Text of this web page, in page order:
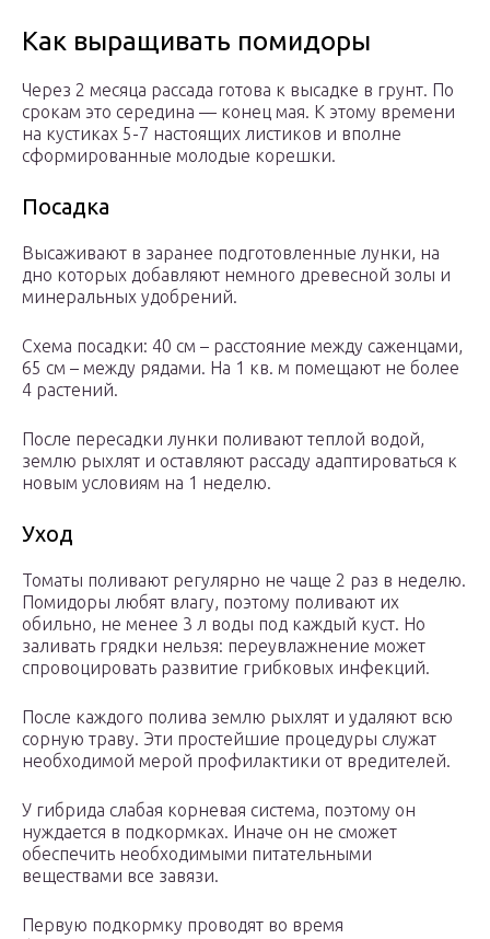
Как выращивать помидоры
Через 2 месяца рассада готова к высадке в грунт. По
срокам это середина — конец мая. К этому времени
на кустиках 5-7 настоящих листиков и вполне
сформированные молодые корешки.
Посадка
Высаживают в заранее подготовленные лунки, на
дно которых добавляют немного древесной золы и
минеральных удобрений.
Схема посадки: 40 см – расстояние между саженцами,
65 см – между рядами. На 1 кв. м помещают не более
4 растений.
После пересадки лунки поливают теплой водой,
землю рыхлят и оставляют рассаду адаптироваться к
новым условиям на 1 неделю.
Уход
Томаты поливают регулярно не чаще 2 раз в неделю.
Помидоры любят влагу, поэтому поливают их
обильно, не менее 3 л воды под каждый куст. Но
заливать грядки нельзя: переувлажнение может
спровоцировать развитие грибковых инфекций.
После каждого полива землю рыхлят и удаляют всю
сорную траву. Эти простейшие процедуры служат
необходимой мерой профилактики от вредителей.
У гибрида слабая корневая система, поэтому он
нуждается в подкормках. Иначе он не сможет
обеспечить необходимыми питательными
веществами все завязи.
Первую подкормку проводят во время